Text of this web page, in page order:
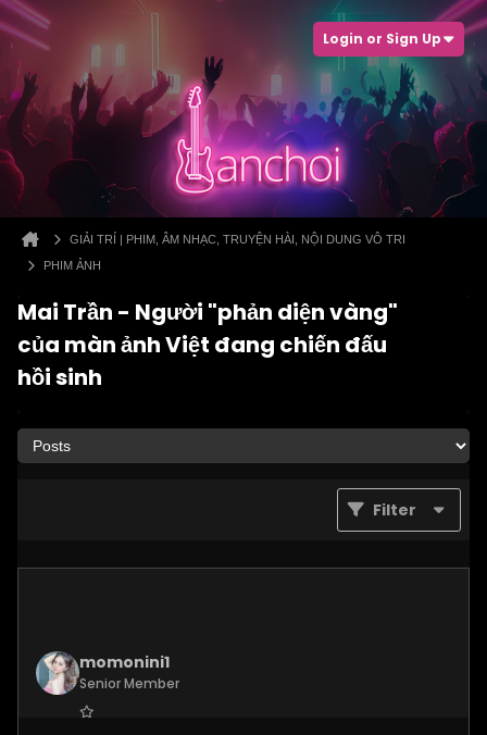
Login or Sign Up
GIẢI TRÍ | PHIM, ÂM NHẠC, TRUYỆN HÀI, NỘI DUNG VÔ TRI
PHIM ẢNH
Mai Trần - Người "phản diện vàng"
của màn ảnh Việt đang chiến đấu
hồi sinh
Filter
momonini1
Senior Member